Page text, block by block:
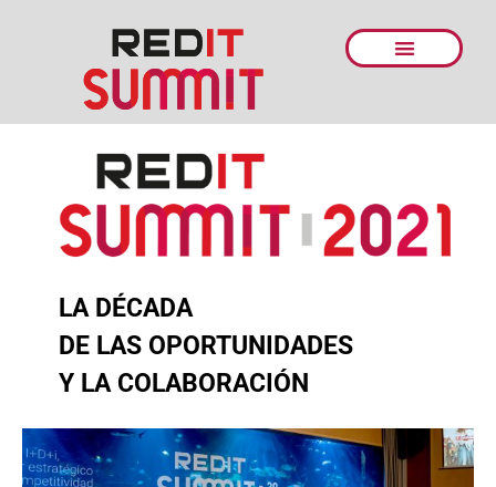
LA DÉCADA
DE LAS OPORTUNIDADES
Y LA COLABORACIÓN